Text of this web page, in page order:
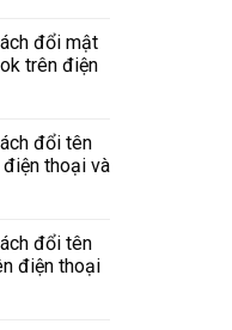
đổi mật
trên điện
đổi tên
thoại và
đổi tên
điện thoại